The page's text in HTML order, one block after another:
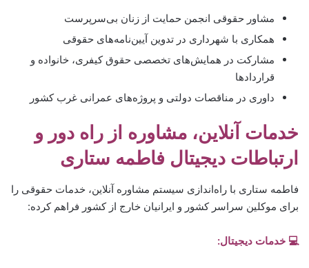
مشاور حقوقی انجمن حمایت از زنان بی‌سرپرست
همکاری با شهرداری در تدوین آیین‌نامه‌های حقوقی
مشارکت در همایش‌های تخصصی حقوق کیفری، خانواده و
قراردادها
داوری در مناقصات دولتی و پروژه‌های عمرانی غرب کشور
خدمات آنلاین، مشاوره از راه دور و
ارتباطات دیجیتال فاطمه ستاری
فاطمه ستاری با راه‌اندازی سیستم مشاوره آنلاین، خدمات حقوقی را
برای موکلین سراسر کشور و ایرانیان خارج از کشور فراهم کرده:
💻 خدمات دیجیتال: